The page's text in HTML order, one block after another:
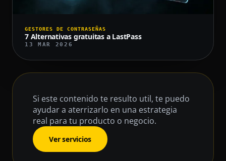
GESTORES DE CONTRASEÑAS
7 Alternativas gratuitas a LastPass
13 MAR 2026
Si este contenido te resulto util, te puedo
ayudar a aterrizarlo en una estrategia
real para tu producto o negocio.
Ver servicios